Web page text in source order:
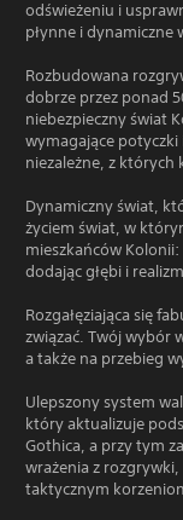
odświeżeniu i
płynne i dynamiczne
Rozbudowana
dobrze przez ponad
niebezpieczny świat
wymagające
niezależne, z których
Dynamiczny świat,
życiem świat, w
mieszkańców
dodając głębi i
Rozgałęziająca się
związać. Twój wybór
a także na przebieg
Ulepszony system
który aktualizuje
Gothica, a przy tym
wrażenia z
taktycznym